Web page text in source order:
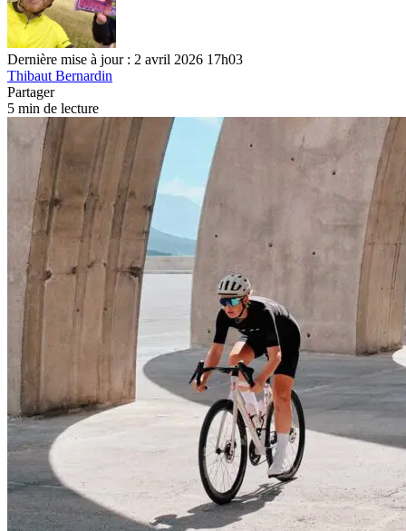
Dernière mise à jour : 2 avril 2026 17h03
Thibaut Bernardin
Partager
5 min de lecture